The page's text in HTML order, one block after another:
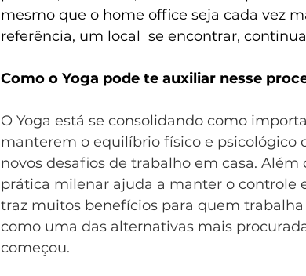
mesmo que o home office seja cada vez
referência, um local  se encontrar,
Como o Yoga pode te auxiliar nesse
O Yoga está se consolidando como
manterem o equilíbrio físico e psicológico
novos desafios de trabalho em casa.
prática milenar ajuda a manter o controle
traz muitos benefícios para quem trabalha
como uma das alternativas mais
começou.